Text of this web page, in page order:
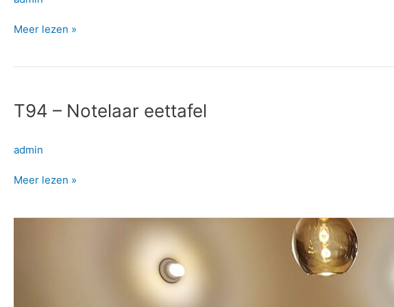
metalen
kruispoten
Meer lezen »
T94 – Notelaar eettafel
admin
Notelaar
Meer lezen »